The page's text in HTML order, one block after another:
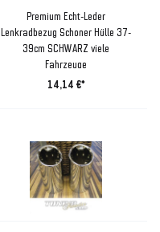
Premium Echt-Leder
Lenkradbezug Schoner Hülle 37-
39cm SCHWARZ viele
Fahrzeuge
14,14 €*